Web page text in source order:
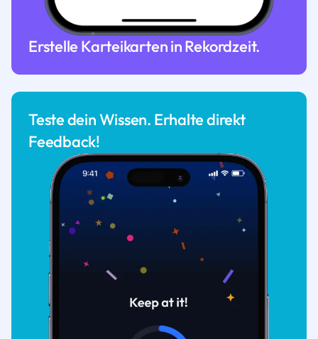
Erstelle Karteikarten in Rekordzeit.
Teste dein Wissen. Erhalte direkt
Feedback!